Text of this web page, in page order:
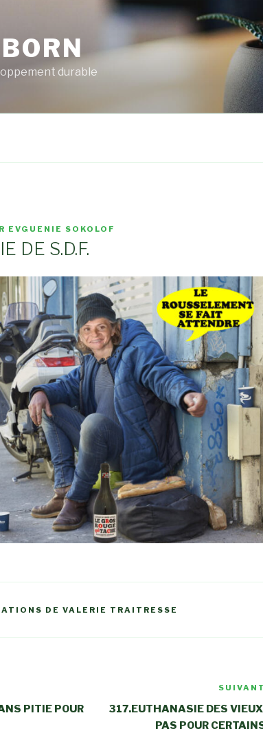
durable
EVGUENIE SOKOLOF
DE S.D.F.
DE VALERIE TRAITRESSE
PITIE POUR
SUIVANT
317.EUTHANASIE DES
PAS POUR